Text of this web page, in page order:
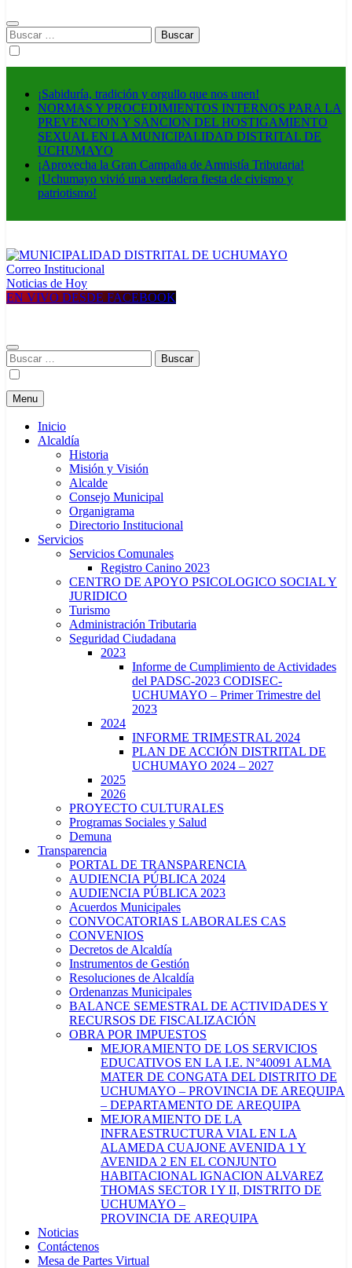
Buscar:
¡Sabiduría, tradición y orgullo que nos unen!
NORMAS Y PROCEDIMIENTOS INTERNOS PARA LA
PREVENCION Y SANCION DEL HOSTIGAMIENTO
SEXUAL EN LA MUNICIPALIDAD DISTRITAL DE
UCHUMAYO
¡Aprovecha la Gran Campaña de Amnistía Tributaria!
¡Uchumayo vivió una verdadera fiesta de civismo y
patriotismo!
MUNICIPALIDAD DISTRITAL DE UCHUMAYO
Construyendo una nueva Historia
Correo Institucional
Noticias de Hoy
EN VIVO DESDE FACEBOOK
Buscar:
Menu
Inicio
Alcaldía
Historia
Misión y Visión
Alcalde
Consejo Municipal
Organigrama
Directorio Institucional
Servicios
Servicios Comunales
Registro Canino 2023
CENTRO DE APOYO PSICOLOGICO SOCIAL Y
JURIDICO
Turismo
Administración Tributaria
Seguridad Ciudadana
2023
Informe de Cumplimiento de Actividades
del PADSC-2023 CODISEC-
UCHUMAYO – Primer Trimestre del
2023
2024
INFORME TRIMESTRAL 2024
PLAN DE ACCIÓN DISTRITAL DE
UCHUMAYO 2024 – 2027
2025
2026
PROYECTO CULTURALES
Programas Sociales y Salud
Demuna
Transparencia
PORTAL DE TRANSPARENCIA
AUDIENCIA PÚBLICA 2024
AUDIENCIA PÚBLICA 2023
Acuerdos Municipales
CONVOCATORIAS LABORALES CAS
CONVENIOS
Decretos de Alcaldía
Instrumentos de Gestión
Resoluciones de Alcaldía
Ordenanzas Municipales
BALANCE SEMESTRAL DE ACTIVIDADES Y
RECURSOS DE FISCALIZACIÓN
OBRA POR IMPUESTOS
MEJORAMIENTO DE LOS SERVICIOS
EDUCATIVOS EN LA I.E. N°40091 ALMA
MATER DE CONGATA DEL DISTRITO DE
UCHUMAYO – PROVINCIA DE AREQUIPA
– DEPARTAMENTO DE AREQUIPA
MEJORAMIENTO DE LA
INFRAESTRUCTURA VIAL EN LA
ALAMEDA CUAJONE AVENIDA 1 Y
AVENIDA 2 EN EL CONJUNTO
HABITACIONAL IGNACION ALVAREZ
THOMAS SECTOR I Y II, DISTRITO DE
UCHUMAYO –
PROVINCIA DE AREQUIPA
Noticias
Contáctenos
Mesa de Partes Virtual